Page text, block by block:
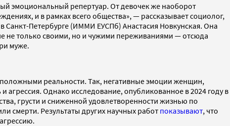
эмоциональный репертуар. От девочек же наоборот
и в рамках всего общества», — рассказывает социолог,
Санкт-Петербурге (ИММИ ЕУСПб) Анастасия Новкунская. Она
не только своими, но и чужими переживаниями — отсюда
муже.
реальности. Так, негативные эмоции женщин,
агрессия. Однако исследование, опубликованное в 2024 году в
грусти и сниженной удовлетворенности жизнью по
смерти. Результаты других научных работ показывают, что